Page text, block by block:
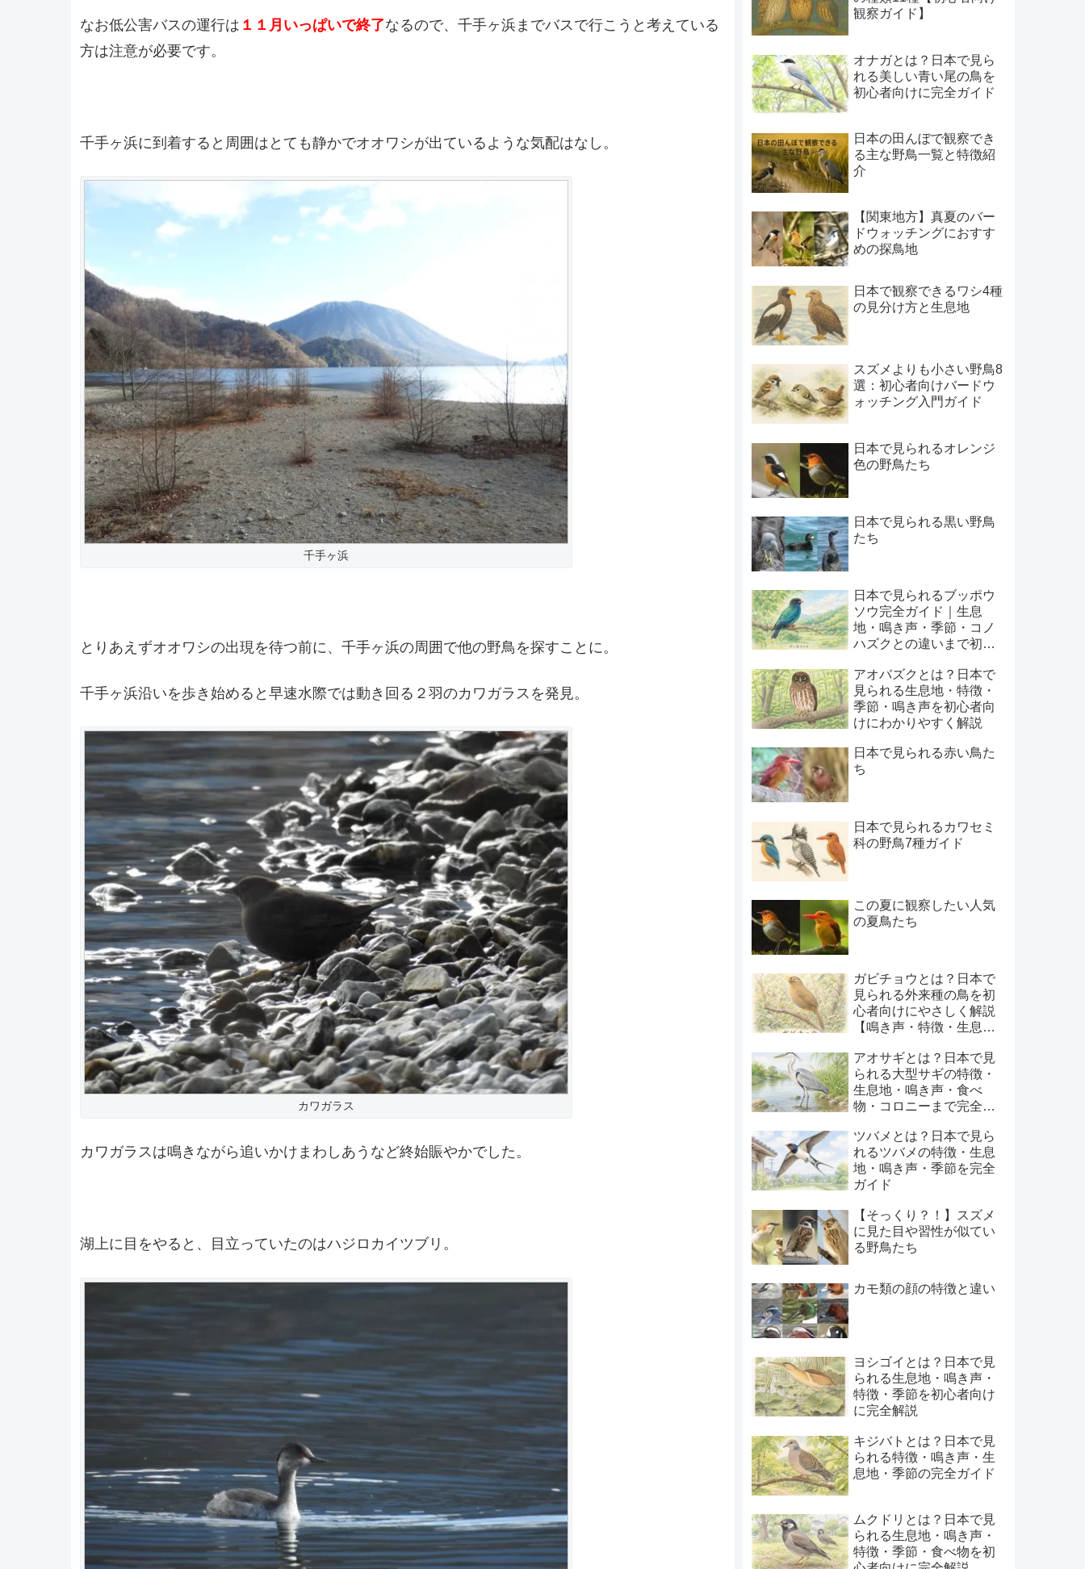
なお低公害バスの運行は １１月いっぱいで終了なるので、千手ヶ浜までバスで行こうと考えている
方は注意が必要です。
千手ヶ浜に到着すると周囲はとても静かでオオワシが出ているような気配はなし。
千手ヶ浜
とりあえずオオワシの出現を待つ前に、千手ヶ浜の周囲で他の野鳥を探すことに。
千手ヶ浜沿いを歩き始めると早速水際では動き回る２羽のカワガラスを発見。
カワガラス
カワガラスは鳴きながら追いかけまわしあうなど終始賑やかでした。
湖上に目をやると、目立っていたのはハジロカイツブリ。
観察ガイド】
オナガとは？日本で見ら
れる美しい青い尾の鳥を
初心者向けに完全ガイド
日本の田んぼで観察でき
る主な野鳥一覧と特徴紹
介
【関東地方】真夏のバー
ドウォッチングにおすす
めの探鳥地
日本で観察できるワシ4種
の見分け方と生息地
スズメよりも小さい野鳥8
選：初心者向けバードウ
ォッチング入門ガイド
日本で見られるオレンジ
色の野鳥たち
日本で見られる黒い野鳥
たち
日本で見られるブッポウ
ソウ完全ガイド｜生息
地・鳴き声・季節・コノ
ハズクとの違いまで初心
アオバズクとは？日本で
見られる生息地・特徴・
季節・鳴き声を初心者向
けにわかりやすく解説
日本で見られる赤い鳥た
ち
日本で見られるカワセミ
科の野鳥7種ガイド
この夏に観察したい人気
の夏鳥たち
ガビチョウとは？日本で
見られる外来種の鳥を初
心者向けにやさしく解説
【鳴き声・特徴・生息
アオサギとは？日本で見
られる大型サギの特徴・
生息地・鳴き声・食べ
物・コロニーまで完全ガ
ツバメとは？日本で見ら
れるツバメの特徴・生息
地・鳴き声・季節を完全
ガイド
【そっくり？！】スズメ
に見た目や習性が似てい
る野鳥たち
カモ類の顔の特徴と違い
ヨシゴイとは？日本で見
られる生息地・鳴き声・
特徴・季節を初心者向け
に完全解説
キジバトとは？日本で見
られる特徴・鳴き声・生
息地・季節の完全ガイド
ムクドリとは？日本で見
られる生息地・鳴き声・
特徴・季節・食べ物を初